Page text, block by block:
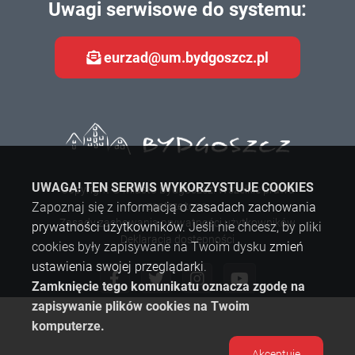
Uwagi serwisowe do systemu:
eurzad@um.bydgoszcz.pl
Copyright © Miasto Bydgoszcz. Wszelkie prawa
zastrzeżone.
Zasady zachowania prywatności użytkowników
Deklaracja dostępności
UWAGA! TEN SERWIS WYKORZYSTUJE COOKIES
Zapoznaj się z informacją ozasadach zachowania
prywatności użytkowników. Jeśli nie chcesz, by pliki
cookies były zapisywane na Twoim dysku zmień
ustawienia swojej przeglądarki.
Zamknięcie tego komunikatu oznacza zgodę na
zapisywanie plików cookies na Twoim
komputerze.